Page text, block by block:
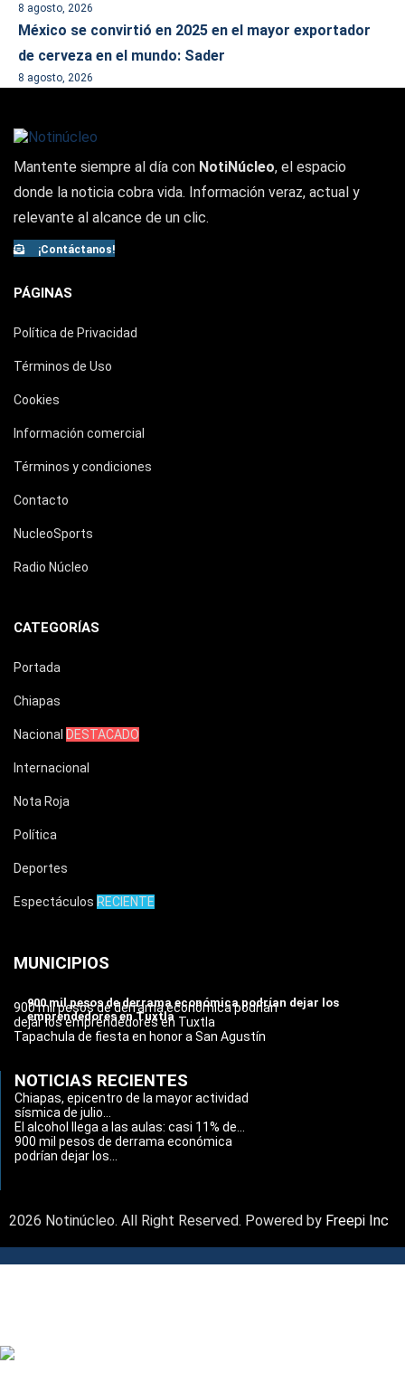
8 agosto, 2026
México se convirtió en 2025 en el mayor exportador
de cerveza en el mundo: Sader
8 agosto, 2026
Mantente siempre al día con NotiNúcleo, el espacio
donde la noticia cobra vida. Información veraz, actual y
relevante al alcance de un clic.
¡Contáctanos!
PÁGINAS
Política de Privacidad
Términos de Uso
Cookies
Información comercial
Términos y condiciones
Contacto
NucleoSports
Radio Núcleo
CATEGORÍAS
Portada
Chiapas
Nacional DESTACADO
Internacional
Nota Roja
Política
Deportes
Espectáculos RECIENTE
MUNICIPIOS
900 mil pesos de derrama económica podrían dejar los
emprendedores en Tuxtla
900 mil pesos de derrama económica podrían
dejar los emprendedores en Tuxtla
Tapachula de fiesta en honor a San Agustín
NOTICIAS RECIENTES
Chiapas, epicentro de la mayor actividad
sísmica de julio...
El alcohol llega a las aulas: casi 11% de...
900 mil pesos de derrama económica
podrían dejar los...
2026 Notinúcleo. All Right Reserved. Powered by Freepi Inc